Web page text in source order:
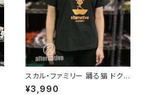
スカル・ファミリー 踊る猫 ドク
ロ スカル Tシャツ ロックT バン
¥3,990